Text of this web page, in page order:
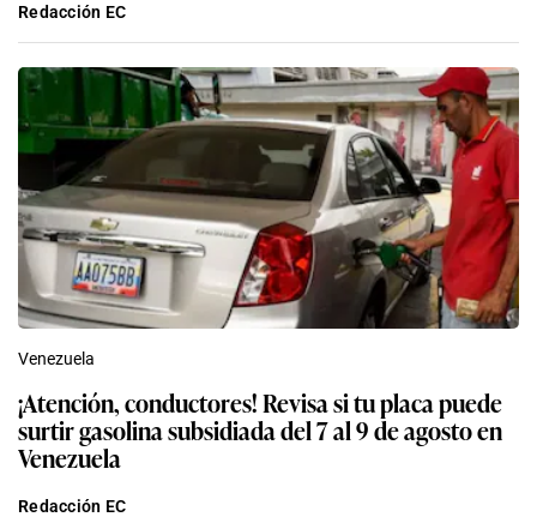
Redacción EC
Venezuela
¡Atención, conductores! Revisa si tu placa puede
surtir gasolina subsidiada del 7 al 9 de agosto en
Venezuela
Redacción EC